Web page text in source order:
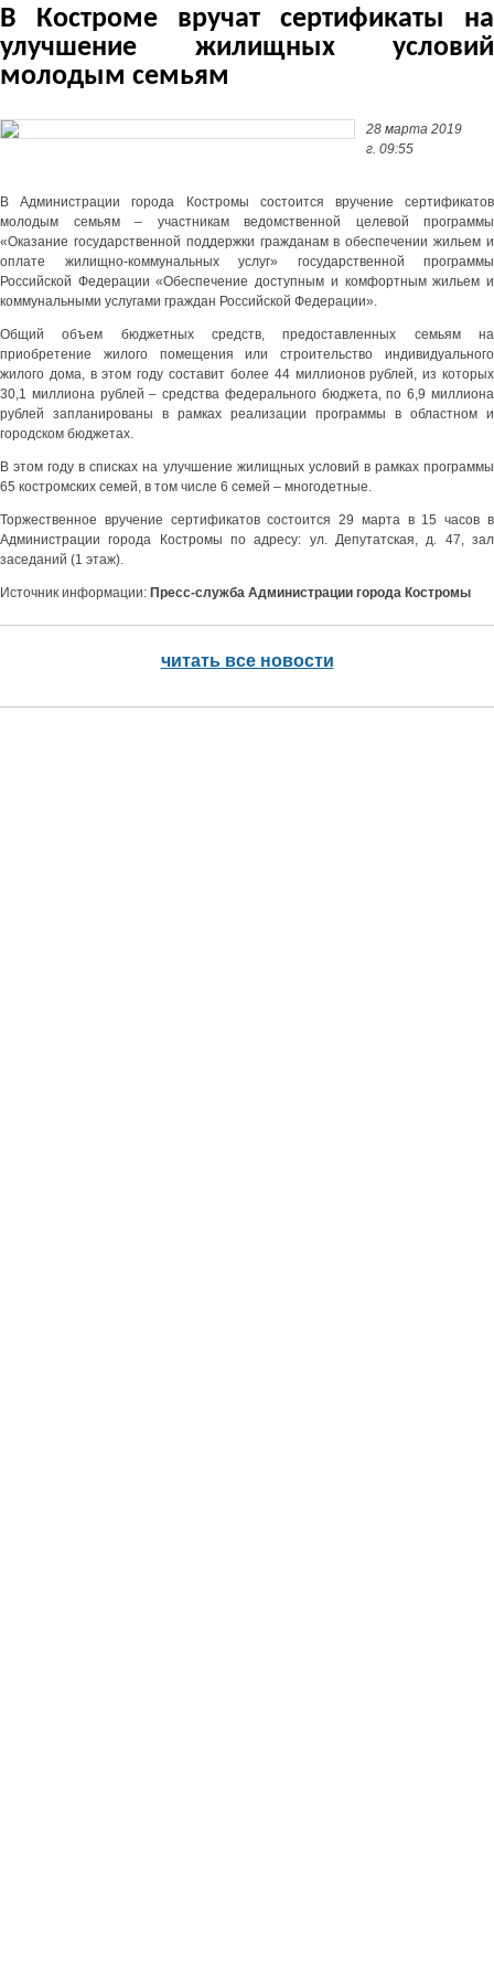
В Костроме вручат сертификаты на
улучшение жилищных условий
молодым семьям
28 марта 2019
г. 09:55
В Администрации города Костромы состоится вручение сертификатов
молодым семьям – участникам ведомственной целевой программы
«Оказание государственной поддержки гражданам в обеспечении жильем и
оплате жилищно-коммунальных услуг» государственной программы
Российской Федерации «Обеспечение доступным и комфортным жильем и
коммунальными услугами граждан Российской Федерации».
Общий объем бюджетных средств, предоставленных семьям на
приобретение жилого помещения или строительство индивидуального
жилого дома, в этом году составит более 44 миллионов рублей, из которых
30,1 миллиона рублей – средства федерального бюджета, по 6,9 миллиона
рублей запланированы в рамках реализации программы в областном и
городском бюджетах.
В этом году в списках на улучшение жилищных условий в рамках программы
65 костромских семей, в том числе 6 семей – многодетные.
Торжественное вручение сертификатов состоится 29 марта в 15 часов в
Администрации города Костромы по адресу: ул. Депутатская, д. 47, зал
заседаний (1 этаж).
Источник информации: Пресс-служба Администрации города Костромы
читать все новости